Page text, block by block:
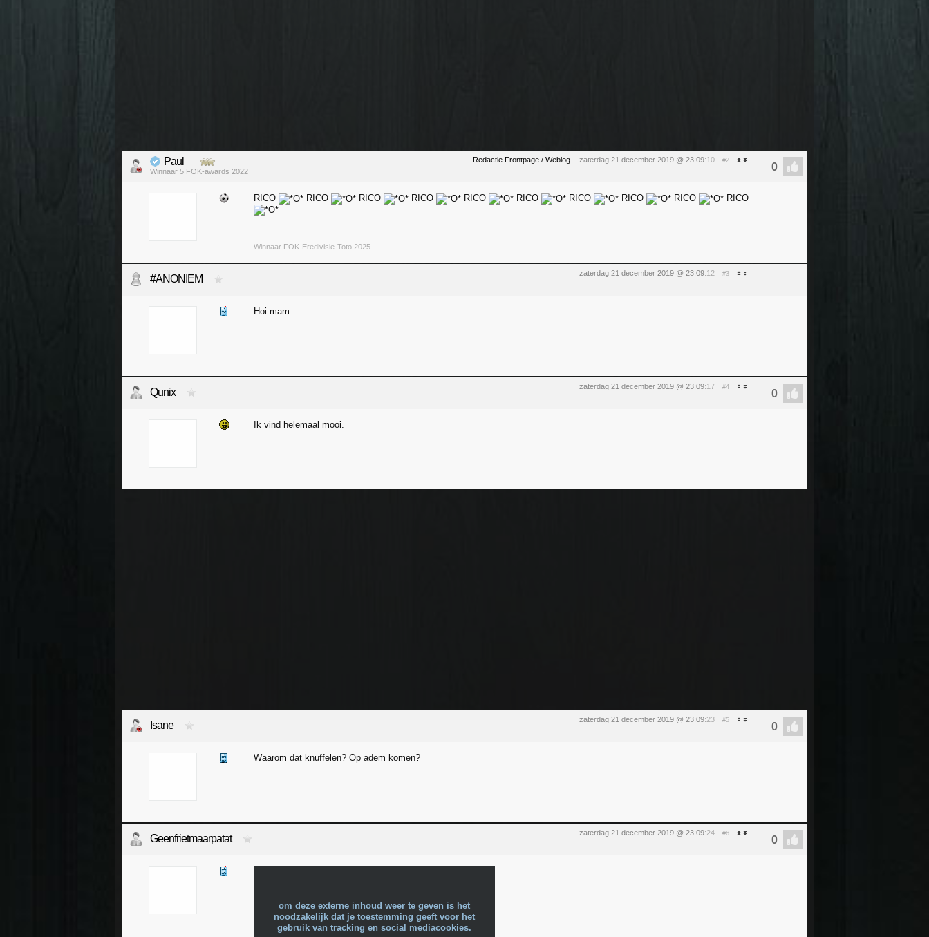
Redactie Frontpage / Weblog zaterdag 21 december 2019 @ 23:09:10 #2
Paul
Winnaar 5 FOK-awards 2022
RICO RICO RICO RICO RICO RICO RICO RICO RICO RICO
Winnaar FOK-Eredivisie-Toto 2025
zaterdag 21 december 2019 @ 23:09:12 #3
#ANONIEM
Hoi mam.
zaterdag 21 december 2019 @ 23:09:17 #4
Qunix
Ik vind helemaal mooi.
zaterdag 21 december 2019 @ 23:09:23 #5
Isane
Waarom dat knuffelen? Op adem komen?
zaterdag 21 december 2019 @ 23:09:24 #6
Geenfrietmaarpatat
om deze externe inhoud weer te geven is het
noodzakelijk dat je toestemming geeft voor het
gebruik van tracking en social mediacookies.